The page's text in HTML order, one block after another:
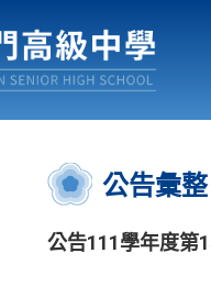
行事曆
:::
公告彙整
公告111學年度第